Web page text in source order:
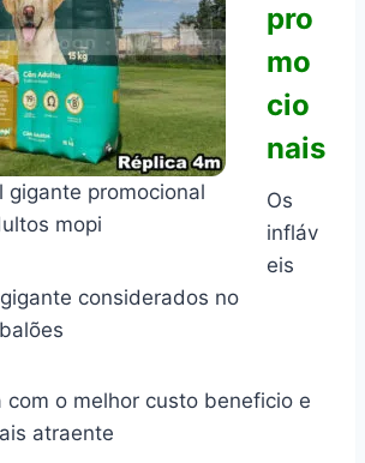
gigante promocional
mopi
pro
mo
cio
nais
Os
infláv
eis
considerados no
com o melhor custo beneficio e
atraente